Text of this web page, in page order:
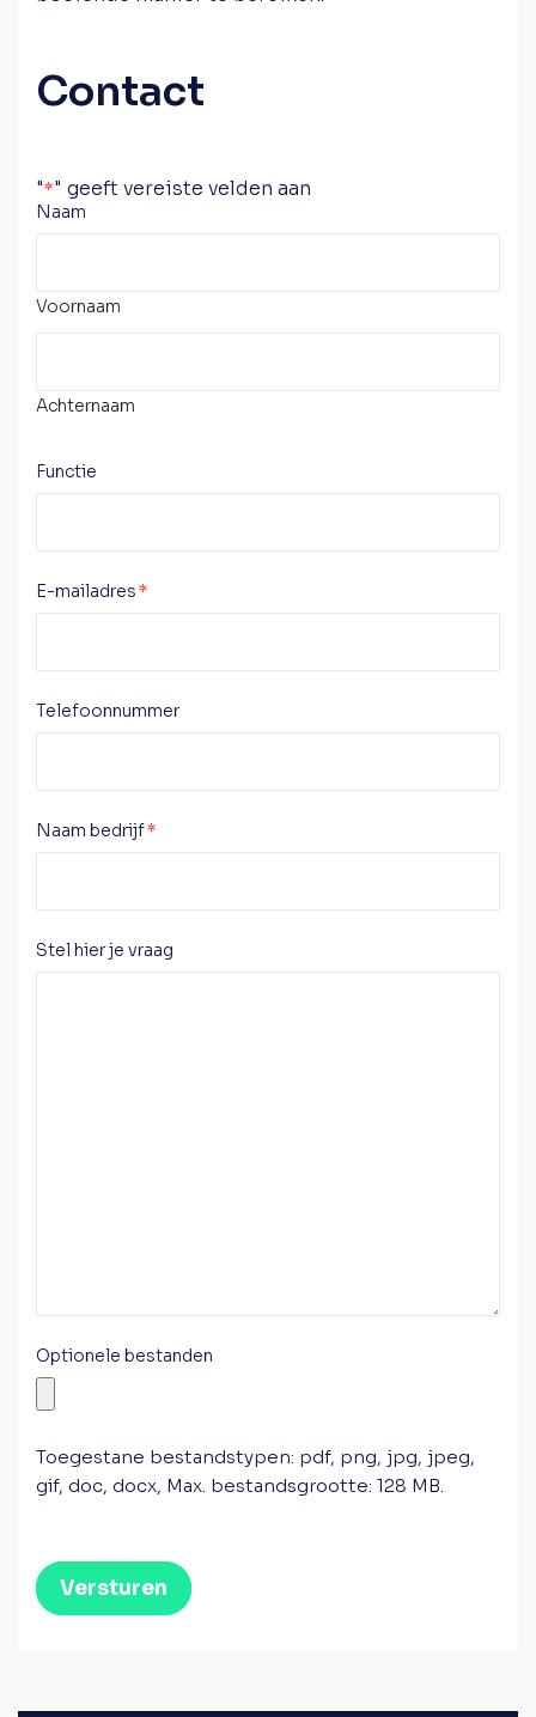
Contact
"*" geeft vereiste velden aan
Naam
Voornaam
Achternaam
Functie
E-mailadres*
Telefoonnummer
Naam bedrijf*
Stel hier je vraag
Optionele bestanden
Toegestane bestandstypen: pdf, png, jpg, jpeg,
gif, doc, docx, Max. bestandsgrootte: 128 MB.
Versturen